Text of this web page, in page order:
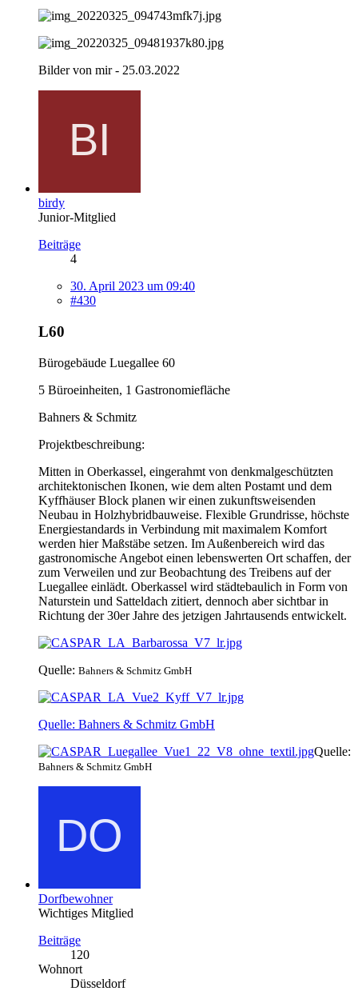
Bilder von mir - 25.03.2022
birdy
Junior-Mitglied
Beiträge
4
30. April 2023 um 09:40
#430
L60
Bürogebäude Luegallee 60
5 Büroeinheiten, 1 Gastronomiefläche
Bahners & Schmitz
Projektbeschreibung:
Mitten in Oberkassel, eingerahmt von denkmalgeschützten
architektonischen Ikonen, wie dem alten Postamt und dem
Kyffhäuser Block planen wir einen zukunftsweisenden
Neubau in Holzhybridbauweise. Flexible Grundrisse, höchste
Energiestandards in Verbindung mit maximalem Komfort
werden hier Maßstäbe setzen. Im Außenbereich wird das
gastronomische Angebot einen lebenswerten Ort schaffen, der
zum Verweilen und zur Beobachtung des Treibens auf der
Luegallee einlädt. Oberkassel wird städtebaulich in Form von
Naturstein und Satteldach zitiert, dennoch aber sichtbar in
Richtung der 30er Jahre des jetzigen Jahrtausends entwickelt.
Quelle: Bahners & Schmitz GmbH
Quelle: Bahners & Schmitz GmbH
Quelle:
Bahners & Schmitz GmbH
Dorfbewohner
Wichtiges Mitglied
Beiträge
120
Wohnort
Düsseldorf